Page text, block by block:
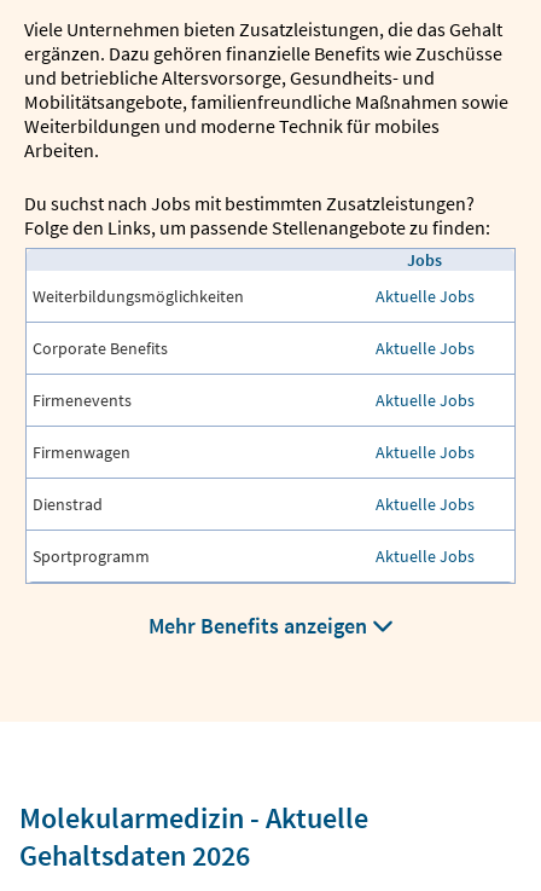
Viele Unternehmen bieten Zusatzleistungen, die das Gehalt
ergänzen. Dazu gehören finanzielle Benefits wie Zuschüsse
und betriebliche Altersvorsorge, Gesundheits- und
Mobilitätsangebote, familienfreundliche Maßnahmen sowie
Weiterbildungen und moderne Technik für mobiles
Arbeiten.
Du suchst nach Jobs mit bestimmten Zusatzleistungen?
Folge den Links, um passende Stellenangebote zu finden:
Jobs
Weiterbildungsmöglichkeiten
Aktuelle Jobs
Corporate Benefits Aktuelle Jobs
Firmenevents Aktuelle Jobs
Firmenwagen Aktuelle Jobs
Dienstrad Aktuelle Jobs
Sportprogramm Aktuelle Jobs
Mehr Benefits anzeigen
Molekularmedizin - Aktuelle
Gehaltsdaten 2026